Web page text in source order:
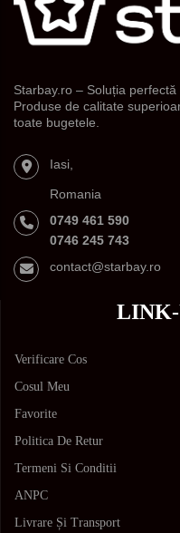
Starbay.ro – Soluția
Produse de calitate
toate bugetele.
Iasi,
Romania
0749 461 590
0746 245 743
contact@starbay.ro
Verificare Cos
Cosul Meu
Favorite
Politica De Retur
Termeni Si Conditii
ANPC
Livrare Și Transport